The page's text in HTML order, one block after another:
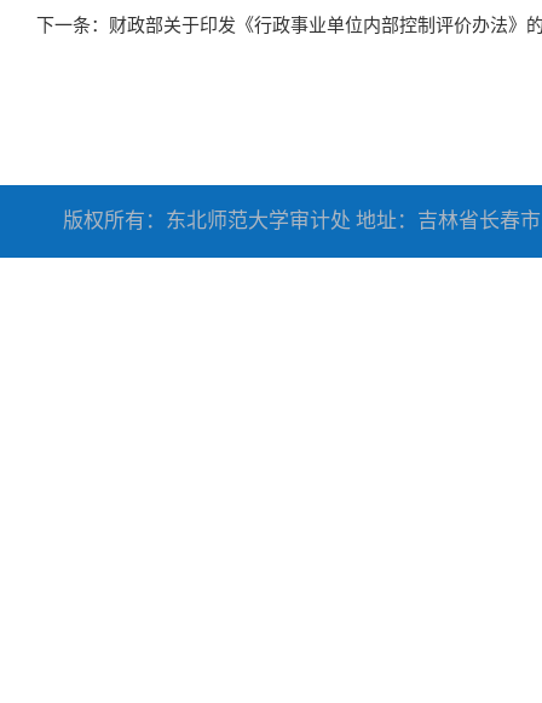
下一条： 财政部关于印发《行政事业单位内部控制评价办法》
版权所有：东北师范大学审计处 地址：吉林省长春